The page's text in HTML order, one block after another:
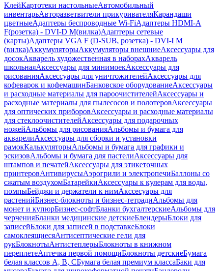
КлейКартотеки настольныеАвтомобильный
инвентарьАвторазветвители прикуривателяКарандаши
цветныеАдаптеры беспроводные Wi-FiАдаптеры HDMI-A
F(розетка) - DVI-D M(вилка)Адаптеры сетевые
(карты)Адаптеры VGA F (D-SUB, розетка) - DVI-I M
(вилка)АккумуляторыАккумуляторы внешниеАксессуары для
досокАкварель художественная в наборахАкварель
школьнаяАксессуары для минимоекАксессуары для
рисованияАксессуары для уничтожителейАксессуары для
кофеварок и кофемашинБанковское оборудованиеАксессуары
и расходные материалы для пароочистителейАксессуары и
расходные материалы для пылесосов и полотеровАксессуары
для оптических приборовАксессуары и расходные материалы
для стеклоочистителейАксессуары для подарочных
ножейАльбомы для рисованияАльбомы и бумага для
акварелиАксессуары для сборки и установки
рамокКалькуляторыАльбомы и бумага для графики и
эскизовАльбомы и бумага для пастелиАксессуары для
штампов и печатейАксессуары для этикеточных
принтеровАнтивирусыАэрогрили и электропечиБаллоны со
сжатым воздухомБатарейкиАксессуары к кулерам для воды,
помпыБейджи и держатели к нимАкссесуары для
растенийБизнес-блокноты и бизнес-тетрадиАльбомы для
монет и купюрБизнес-софтБланки бухгалтерскиеАльбомы для
черченияБланки медицинские детскиеБлендерыБлоки для
записейБлоки для записей в подставкеБлоки
самоклеящиесяАнтисептические гели для
рукБлокнотыАнтистеплерыБлокноты в книжном
переплетеАптечка первой помощиБлокноты детскиеБумага
белая классов А, В, СБумага белая премиум классаБаки для